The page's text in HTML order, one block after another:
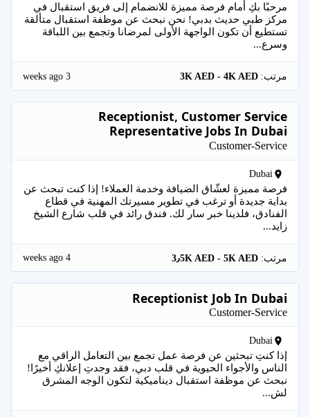
مرحبًا بكِ أمام فرصة مميزة للانضمام إلى فريق استقبال في
مركز طبي حديث بدبي! نحن نبحث عن موظفة استقبال متألقة
تستطيع أن تكون الواجهة الأولى لمرضانا وتجمع بين اللباقة
وسرع...
مرتب: 3 weeks ago
Receptionist, Customer Service
Representative Jobs In Dubai
Customer-Service
Dubai
فرصة مميزة لعشّاق الضيافة وخدمة العملاء! إذا كنت تبحث عن
بداية جديدة أو ترغب في تطوير مسيرتك المهنية في قطاع
الفنادق، فلدينا خبر سار لك. فندق رائد في قلب شارع الشيخ
زايد...
مرتب: 4 weeks ago
Receptionist Job In Dubai
Customer-Service
Dubai
إذا كنتِ تبحثين عن فرصة عمل تجمع بين التعامل الراقي مع
الناس والأجواء الحيوية في قلب دبي، فقد وجدتِ إعلانكِ أخيرًا!
نبحث عن موظفة استقبال ديناميكية لتكون الوجه المشرق
لش...